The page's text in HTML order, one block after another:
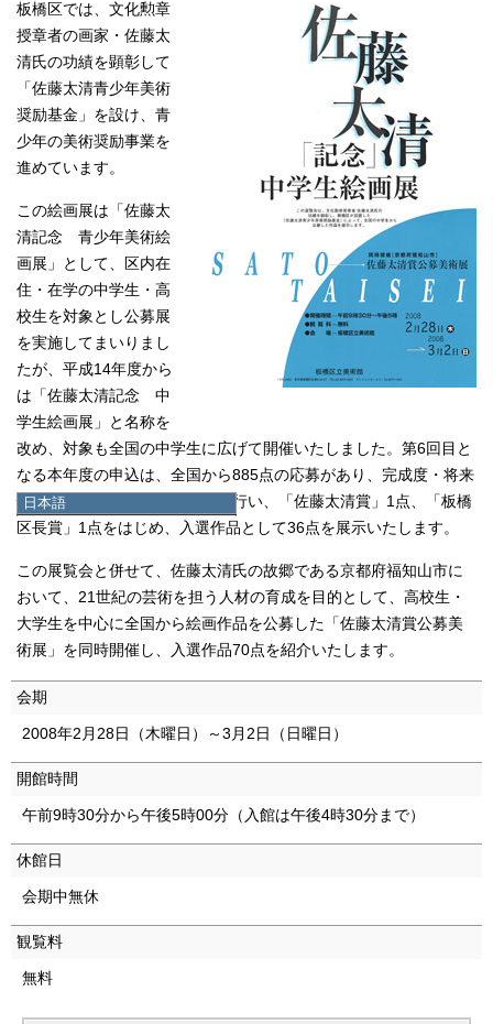
日本語
日本語
한국어
简体中文
繁體中文
板橋区では、文化勲章
授章者の画家・佐藤太
清氏の功績を顕彰して
「佐藤太清青少年美術
奨励基金」を設け、青
少年の美術奨励事業を
進めています。
この絵画展は「佐藤太
清記念 青少年美術絵
画展」として、区内在
住・在学の中学生・高
校生を対象とし公募展
を実施してまいりまし
たが、平成14年度から
は「佐藤太清記念 中
学生絵画展」と名称を
改め、対象も全国の中学生に広げて開催いたしました。第6回目と
なる本年度の申込は、全国から885点の応募があり、完成度・将来
性・創造性により厳正な審査を行い、「佐藤太清賞」1点、「板橋
区長賞」1点をはじめ、入選作品として36点を展示いたします。
この展覧会と併せて、佐藤太清氏の故郷である京都府福知山市に
おいて、21世紀の芸術を担う人材の育成を目的として、高校生・
大学生を中心に全国から絵画作品を公募した「佐藤太清賞公募美
術展」を同時開催し、入選作品70点を紹介いたします。
会期
2008年2月28日（木曜日）～3月2日（日曜日）
開館時間
午前9時30分から午後5時00分（入館は午後4時30分まで）
休館日
会期中無休
観覧料
無料